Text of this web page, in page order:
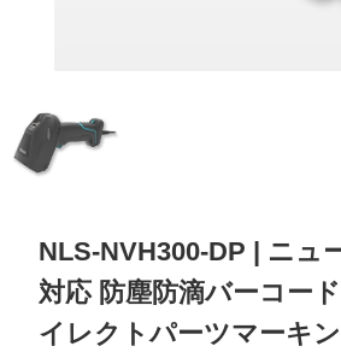
NLS-NVH300-DP | ニュ
対応 防塵防滴バーコー
イレクトパーツマーキ